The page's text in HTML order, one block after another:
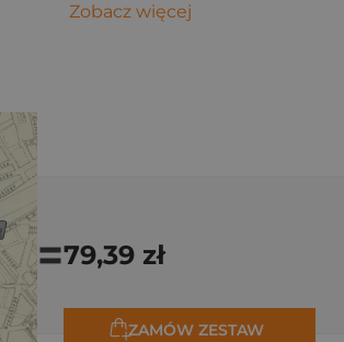
Zobacz więcej
=79,39 zł
ZAMÓW ZESTAW